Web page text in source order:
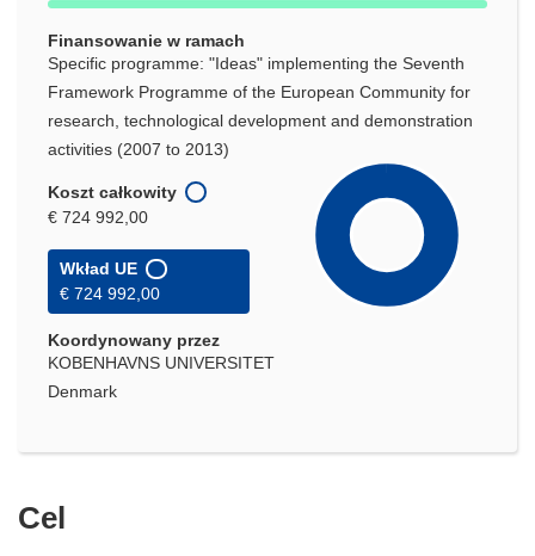
Finansowanie w ramach
Specific programme: "Ideas" implementing the Seventh
Framework Programme of the European Community for
research, technological development and demonstration
activities (2007 to 2013)
Koszt całkowity
€ 724 992,00
Wkład UE
€ 724 992,00
Koordynowany przez
KOBENHAVNS UNIVERSITET
Denmark
Cel